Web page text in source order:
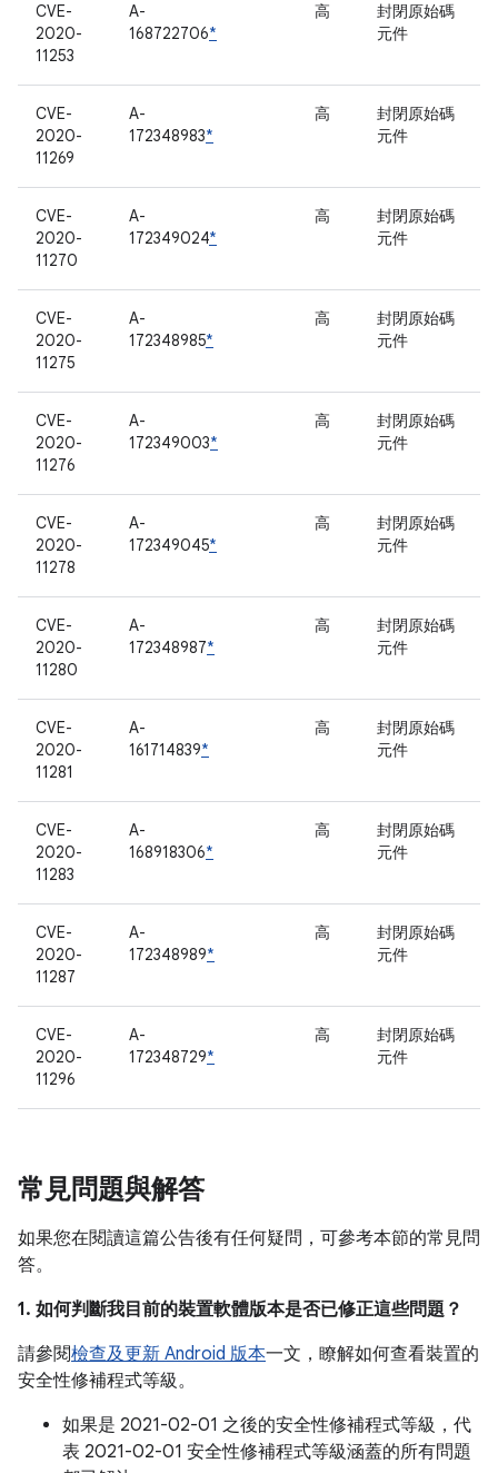
CVE-
2020-
11253
A-
168722706*
高
封閉原始碼
元件
CVE-
2020-
11269
A-
172348983*
高
封閉原始碼
元件
CVE-
2020-
11270
A-
172349024*
高
封閉原始碼
元件
CVE-
2020-
11275
A-
172348985*
高
封閉原始碼
元件
CVE-
2020-
11276
A-
172349003*
高
封閉原始碼
元件
CVE-
2020-
11278
A-
172349045*
高
封閉原始碼
元件
CVE-
2020-
11280
A-
172348987*
高
封閉原始碼
元件
CVE-
2020-
11281
A-
161714839*
高
封閉原始碼
元件
CVE-
2020-
11283
A-
168918306*
高
封閉原始碼
元件
CVE-
2020-
11287
A-
172348989*
高
封閉原始碼
元件
CVE-
2020-
11296
A-
172348729*
高
封閉原始碼
元件
常見問題與解答
如果您在閱讀這篇公告後有任何疑問，可參考本節的常見問
答。
1. 如何判斷我目前的裝置軟體版本是否已修正這些問題？
請參閱檢查及更新 Android 版本一文，瞭解如何查看裝置的
安全性修補程式等級。
如果是 2021-02-01 之後的安全性修補程式等級，代
表 2021-02-01 安全性修補程式等級涵蓋的所有問題